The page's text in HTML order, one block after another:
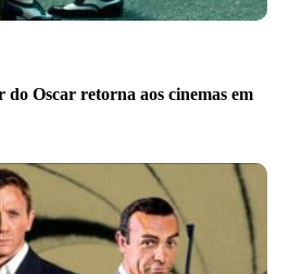
do Oscar retorna aos cinemas em